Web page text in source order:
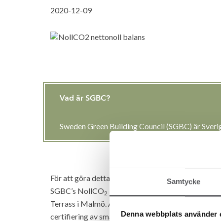
Samtycke
Denna webbplats använder
2020-12-09
Vad är SGBC?
Sweden Green Building Council (SGBC) är
För att göra detta projekt så trovärdigt som
SGBC’s NollCO2
-certifiering var målet för detta
Terrass i Malmö. Ännu fanns dock ingen pilot för
certifiering av småhus.